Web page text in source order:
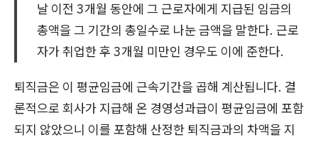
날 이전 3개월 동안에 그 근로자에게 지급된 임금의
총액을 그 기간의 총일수로 나눈 금액을 말한다. 근로
자가 취업한 후 3개월 미만인 경우도 이에 준한다.
퇴직금은 이 평균임금에 근속기간을 곱해 계산됩니다. 결
론적으로 회사가 지급해 온 경영성과급이 평균임금에 포함
되지 않았으니 이를 포함해 산정한 퇴직금과의 차액을 지